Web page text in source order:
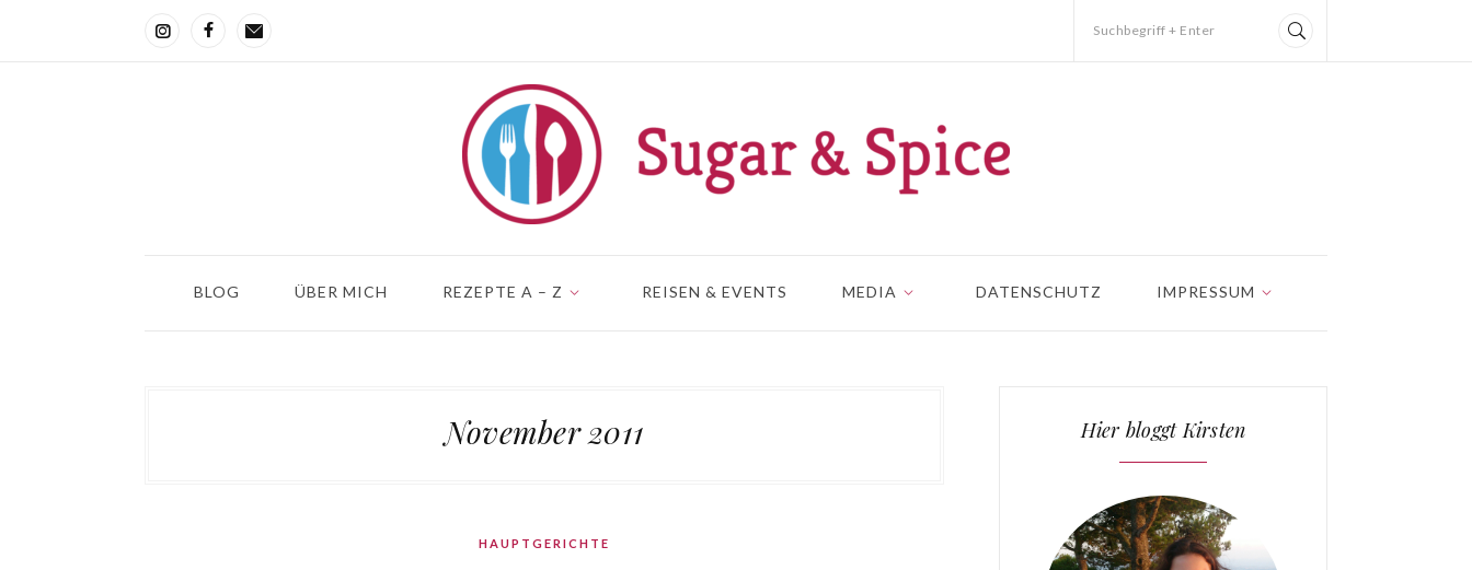
Suchbegriff + Enter
BLOG ÜBER MICH REZEPTE A – Z REISEN & EVENTS MEDIA DATENSCHUTZ IMPRESSUM
November 2011
HAUPTGERICHTE
Hier bloggt Kirsten